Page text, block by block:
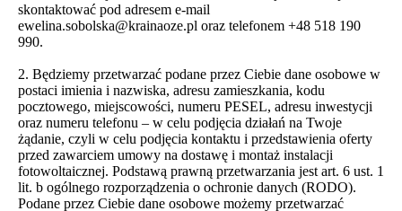
skontaktować pod adresem e-mail
ewelina.sobolska@krainaoze.pl oraz telefonem +48 518 190
990.
2. Będziemy przetwarzać podane przez Ciebie dane osobowe w
postaci imienia i nazwiska, adresu zamieszkania, kodu
pocztowego, miejscowości, numeru PESEL, adresu inwestycji
oraz numeru telefonu – w celu podjęcia działań na Twoje
żądanie, czyli w celu podjęcia kontaktu i przedstawienia oferty
przed zawarciem umowy na dostawę i montaż instalacji
fotowoltaicznej. Podstawą prawną przetwarzania jest art. 6 ust. 1
lit. b ogólnego rozporządzenia o ochronie danych (RODO).
Podane przez Ciebie dane osobowe możemy przetwarzać